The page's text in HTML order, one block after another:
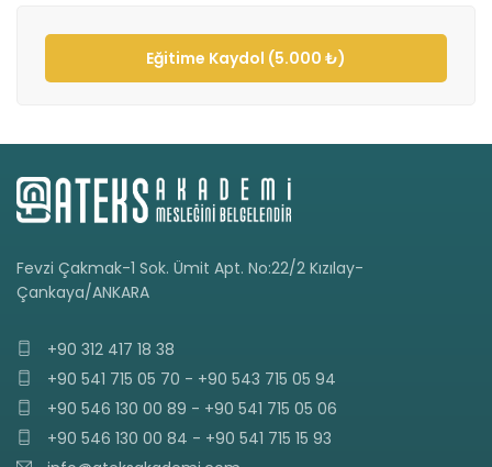
Eğitime Kaydol (5.000 ₺)
Fevzi Çakmak-1 Sok. Ümit Apt. No:22/2 Kızılay-
Çankaya/ANKARA
+90 312 417 18 38
+90 541 715 05 70 - +90 543 715 05 94
+90 546 130 00 89 - +90 541 715 05 06
+90 546 130 00 84 - +90 541 715 15 93